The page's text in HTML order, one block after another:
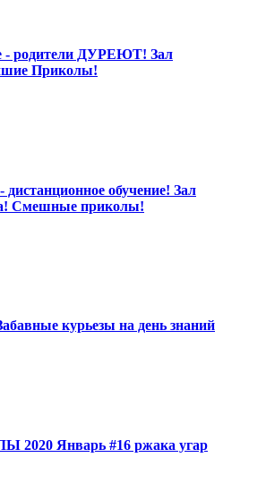
- родители ДУРЕЮТ! Зал
Приколы!
обучение! Зал
Смешные приколы!
курьезы на день знаний
Январь #16 ржака угар